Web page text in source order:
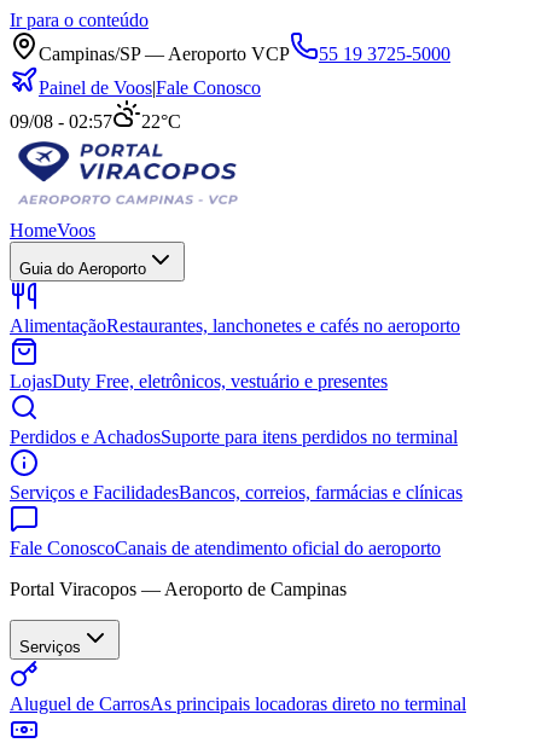
Ir para o conteúdo
Campinas/SP — Aeroporto VCP
55 19 3725-5000
Painel de Voos|Fale Conosco
09/08 - 02:57
22°C
HomeVoos
Guia do Aeroporto
AlimentaçãoRestaurantes, lanchonetes e cafés no aeroporto
LojasDuty Free, eletrônicos, vestuário e presentes
Perdidos e AchadosSuporte para itens perdidos no terminal
Serviços e FacilidadesBancos, correios, farmácias e clínicas
Fale ConoscoCanais de atendimento oficial do aeroporto
Portal Viracopos — Aeroporto de Campinas
Serviços
Aluguel de CarrosAs principais locadoras direto no terminal